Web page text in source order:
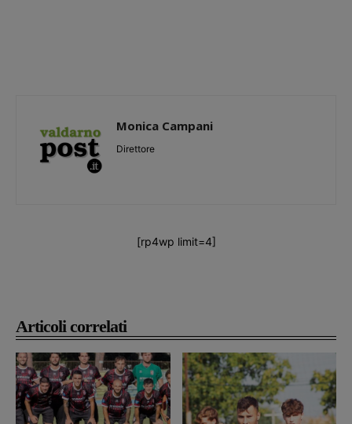
Articoli correlati
Monica Campani
Direttore
[rp4wp limit=4]